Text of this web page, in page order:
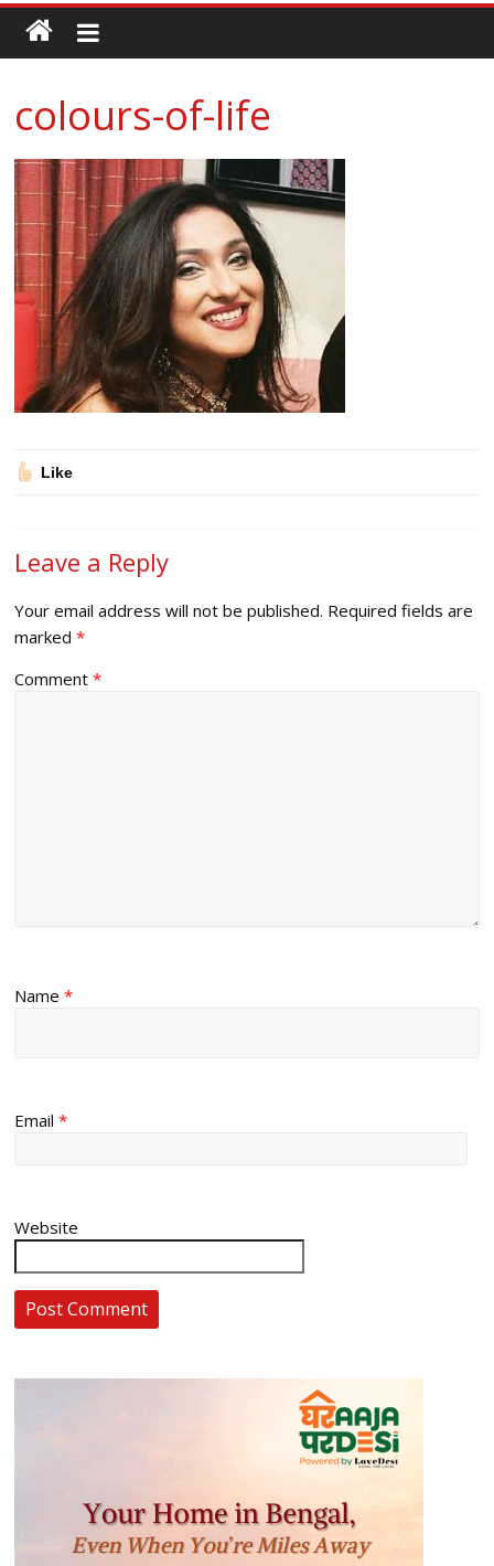
colours-of-life
Like
Leave a Reply
Your email address will not be published. Required fields are
marked*
Comment*
Name*
Email*
Website